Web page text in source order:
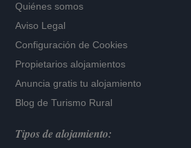
Quiénes somos
Aviso Legal
Configuración de Cookies
Propietarios alojamientos
Anuncia gratis tu alojamiento
Blog de Turismo Rural
Tipos de alojamiento: